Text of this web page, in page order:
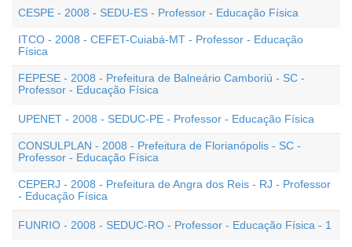
CESPE - 2008 - SEDU-ES - Professor - Educação Física
ITCO - 2008 - CEFET-Cuiabá-MT - Professor - Educação
Física
FEPESE - 2008 - Prefeitura de Balneário Camboriú - SC -
Professor - Educação Física
UPENET - 2008 - SEDUC-PE - Professor - Educação Física
CONSULPLAN - 2008 - Prefeitura de Florianópolis - SC -
Professor - Educação Física
CEPERJ - 2008 - Prefeitura de Angra dos Reis - RJ - Professor
- Educação Física
FUNRIO - 2008 - SEDUC-RO - Professor - Educação Física - 1